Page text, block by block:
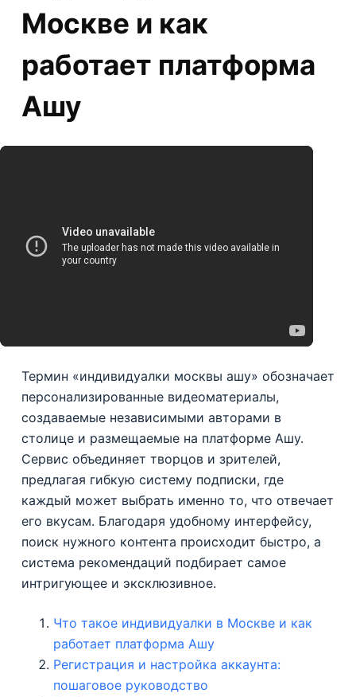
Москве и как
работает платформа
Ашу
Термин «индивидуалки москвы ашу» обозначает
персонализированные видеоматериалы,
создаваемые независимыми авторами в
столице и размещаемые на платформе Ашу.
Сервис объединяет творцов и зрителей,
предлагая гибкую систему подписки, где
каждый может выбрать именно то, что отвечает
его вкусам. Благодаря удобному интерфейсу,
поиск нужного контента происходит быстро, а
система рекомендаций подбирает самое
интригующее и эксклюзивное.
Что такое индивидуалки в Москве и как
работает платформа Ашу
Регистрация и настройка аккаунта:
пошаговое руководство